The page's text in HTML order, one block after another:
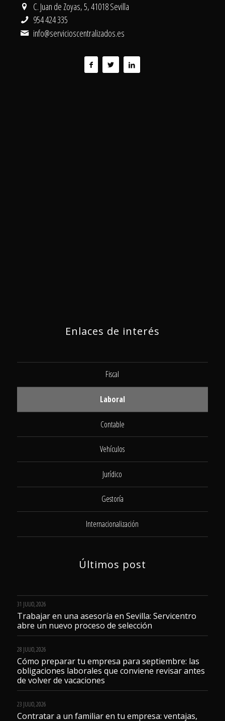
C. Juan de Zoyas, 5, 41018 Sevilla
954 424 335
info@servicioscentralizados.es
Enlaces de interés
Fiscal
Laboral
Contable
Vehículos
Jurídico
Gestoría
Internacionalización
Últimos post
31 JULIO, 2026
Trabajar en una asesoría en Sevilla: Servicentro
abre un nuevo proceso de selección
28 JULIO, 2026
Cómo preparar tu empresa para septiembre: las
obligaciones laborales que conviene revisar antes
de volver de vacaciones
23 JULIO, 2026
Contratar a un familiar en tu empresa: ventajas,